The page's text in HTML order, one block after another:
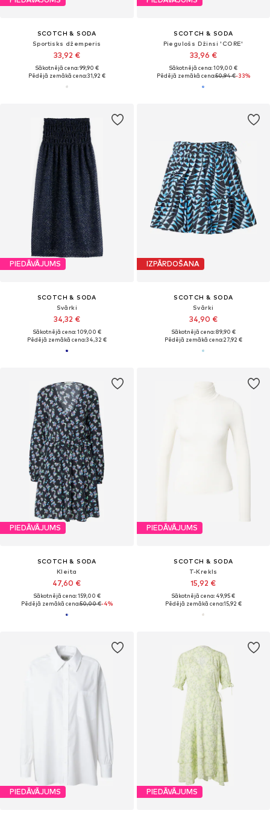
SCOTCH & SODA
Sportisks džemperis
33,92 €
Sākotnējā cena: 99,90 €
Pēdējā zemākā cena:31,92 €
SCOTCH & SODA
Piegulošs Džinsi 'CORE'
33,96 €
Sākotnējā cena: 109,00 €
Pēdējā zemākā cena:50,94 €-33%
PIEDĀVĀJUMS
SCOTCH & SODA
Svārki
34,32 €
Sākotnējā cena: 109,00 €
Pēdējā zemākā cena:34,32 €
IZPĀRDOŠANA
SCOTCH & SODA
Svārki
34,90 €
Sākotnējā cena: 89,90 €
Pēdējā zemākā cena:27,92 €
PIEDĀVĀJUMS
SCOTCH & SODA
Kleita
47,60 €
Sākotnējā cena: 159,00 €
Pēdējā zemākā cena:50,00 €-4%
PIEDĀVĀJUMS
SCOTCH & SODA
T-Krekls
15,92 €
Sākotnējā cena: 49,95 €
Pēdējā zemākā cena:15,92 €
PIEDĀVĀJUMS PIEDĀVĀJUMS